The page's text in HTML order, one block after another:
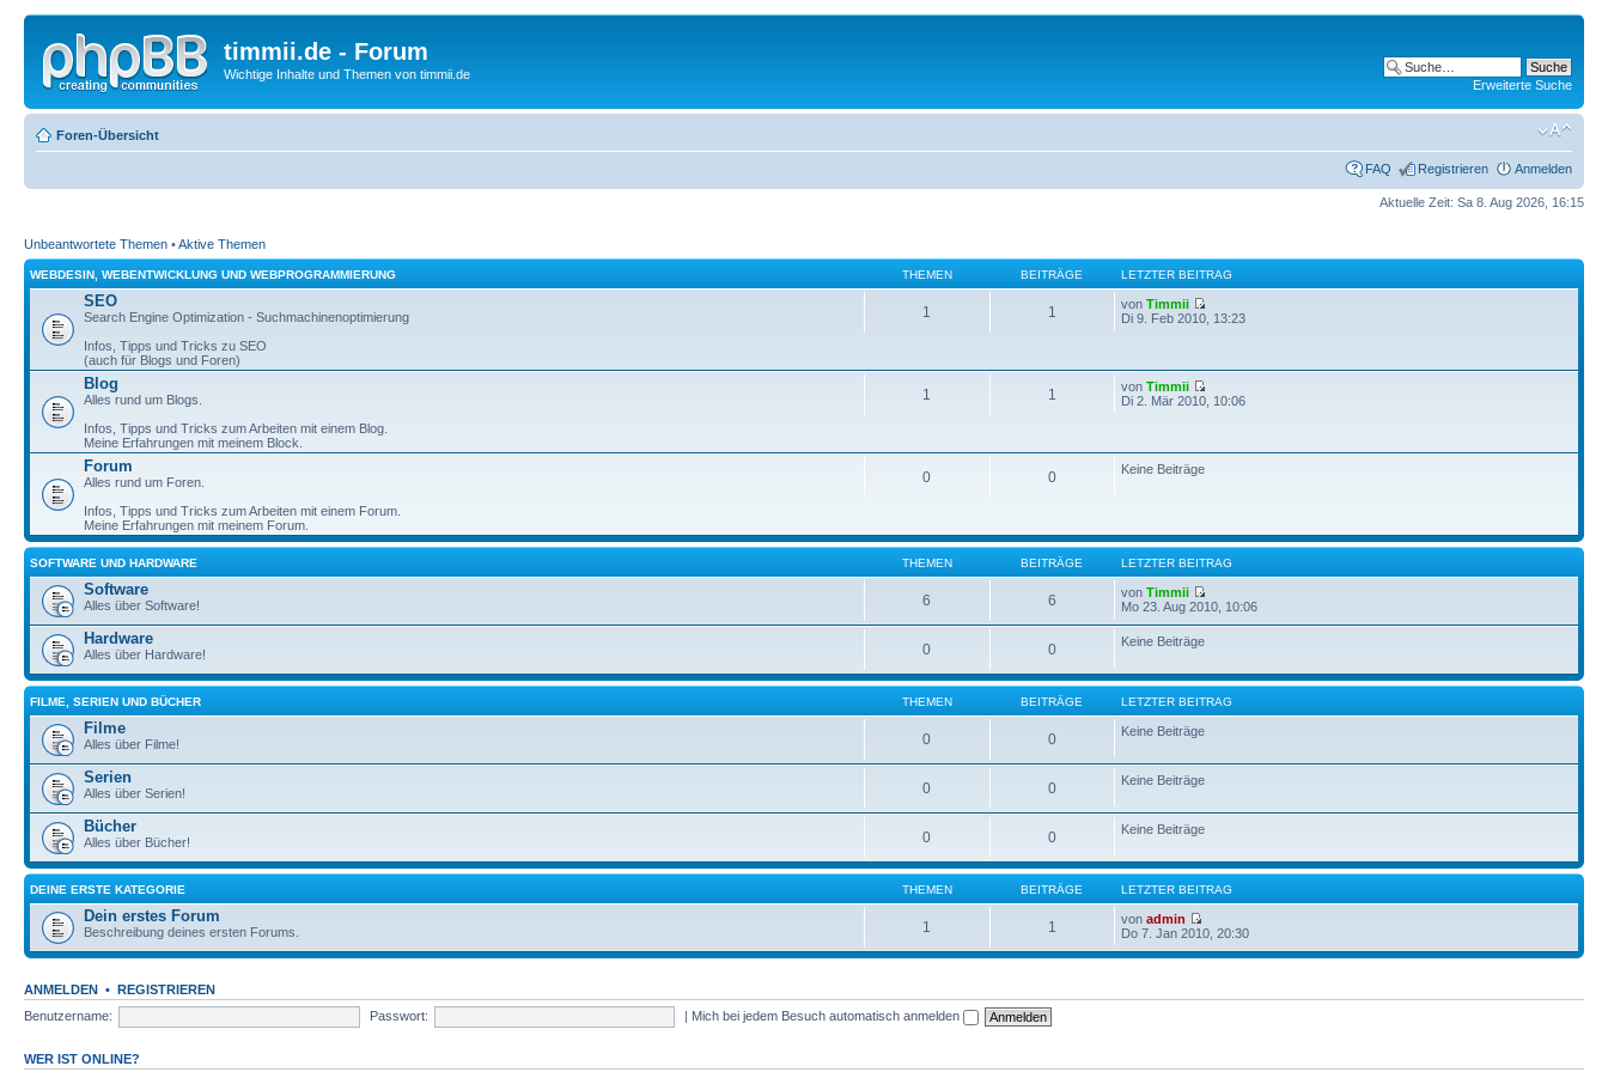
timmii.de - Forum
Wichtige Inhalte und Themen von timmii.de
Erweiterte Suche
Foren-Übersicht
FAQ Registrieren Anmelden
Aktuelle Zeit: Sa 8. Aug 2026, 16:15
Unbeantwortete Themen •Aktive Themen
WEBDESIN, WEBENTWICKLUNG UND WEBPROGRAMMIERUNG THEMEN BEITRÄGE LETZTER BEITRAG
SEO
Search Engine Optimization - Suchmachinenoptimierung
Infos, Tipps und Tricks zu SEO
(auch für Blogs und Foren)
1 1 vonTimmii
Di 9. Feb 2010, 13:23
Blog
Alles rund um Blogs.
Infos, Tipps und Tricks zum Arbeiten mit einem Blog.
Meine Erfahrungen mit meinem Block.
1 1 vonTimmii
Di 2. Mär 2010, 10:06
Forum
Alles rund um Foren.
Infos, Tipps und Tricks zum Arbeiten mit einem Forum.
Meine Erfahrungen mit meinem Forum.
0 0 Keine Beiträge
SOFTWARE UND HARDWARE THEMEN BEITRÄGE LETZTER BEITRAG
Software
Alles über Software! 6 6 vonTimmii
Mo 23. Aug 2010, 10:06
Hardware
Alles über Hardware! 0 0 Keine Beiträge
FILME, SERIEN UND BÜCHER THEMEN BEITRÄGE LETZTER BEITRAG
Filme
Alles über Filme! 0 0 Keine Beiträge
Serien
Alles über Serien! 0 0 Keine Beiträge
Bücher
Alles über Bücher! 0 0 Keine Beiträge
DEINE ERSTE KATEGORIE THEMEN BEITRÄGE LETZTER BEITRAG
Dein erstes Forum
Beschreibung deines ersten Forums. 1 1 vonadmin
Do 7. Jan 2010, 20:30
ANMELDEN • REGISTRIEREN
Benutzername:
Passwort: | Mich bei jedem Besuch automatisch anmelden
WER IST ONLINE?